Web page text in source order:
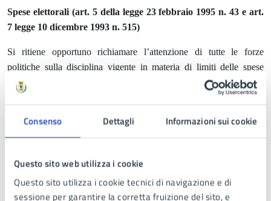
Consenso Dettagli Informazioni sui cookie
Questo sito web utilizza i cookie
Questo sito utilizza i cookie tecnici di navigazione e di
sessione per garantire la corretta fruizione del sito, e
Spese elettorali (art. 5 della legge 23 febbraio 1995 n. 43 e art.
7 legge 10 dicembre 1993 n. 515)
Si ritiene opportuno richiamare l’attenzione di tutte le forze
politiche sulla disciplina vigente in materia di limiti delle spese
elettorali e procedure di pubblicità e controllo delle stesse, di cui, in
particolare, all’art. 5 della legge n. 43 del 23 febbraio 1995 e s.m.i,
compatibile.
parte di istituti demoscopici (articolo 8 della legge 22 febbraio
2000, n. 28)